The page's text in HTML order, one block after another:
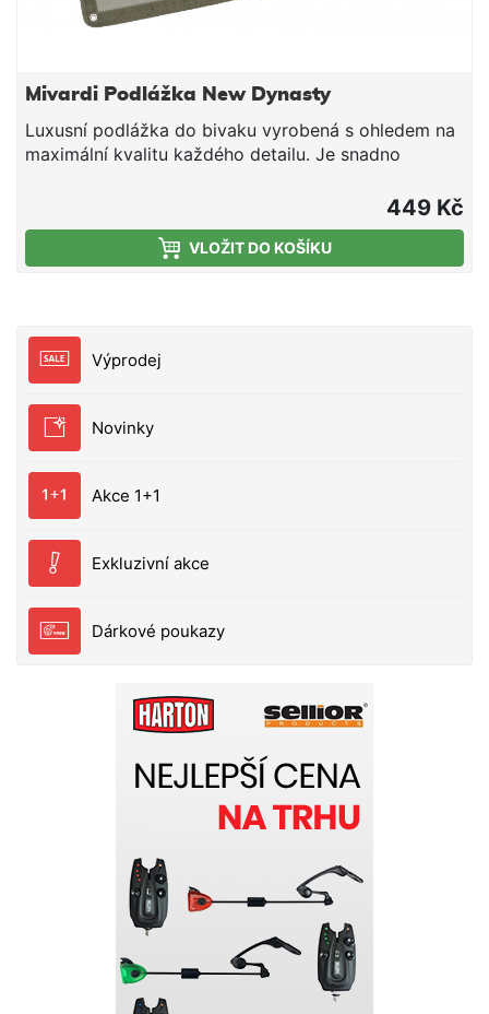
Výprodej
Novinky
Akce 1+1
Exkluzivní akce
Dárkové poukazy
Mivardi Podlážka New Dynasty
Luxusní podlážka do bivaku vyrobená s ohledem na
maximální kvalitu každého detailu. Je snadno
449 Kč
VLOŽIT DO KOŠÍKU